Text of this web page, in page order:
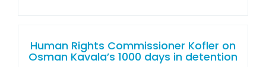
Human Rights Commissioner Kofler on
Osman Kavala’s 1000 days in detention